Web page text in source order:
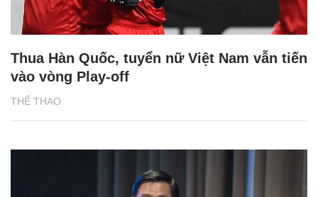
THỂ THAO
Thua Hàn Quốc, tuyển nữ Việt Nam vẫn tiến
vào vòng Play-off